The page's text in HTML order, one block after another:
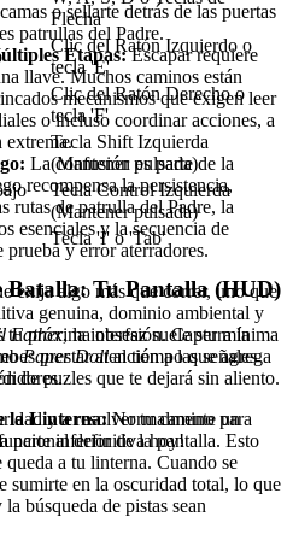
o sellarte detrás de las puertas
patrullas del Padre.
Etapas:Escapar requiere
llave. Muchos caminos están
mecanismos que exigen leer
o incluso coordinar acciones, a
extrema.
La confusión es parte de la
recompensa la persistencia,
rutas de patrulla del Padre, la
esenciales y la secuencia de
prueba y error aterradores.
exija algo más que correr, uno que
genuina, dominio ambiental y
tu próxima obsesión. Captura la
Paper Dollal tiempo que agrega
de puzles que te dejará sin aliento.
y a resolver tu camino para
definitiva hoy!
Flecha
Clic del Ratón Izquierdo o
tecla 'E'
Clic del Ratón Derecho o
tecla 'F'
Tecla Shift Izquierda
(Mantener pulsada)
Tecla Control Izquierda
(Mantener pulsada)
Tecla 'I' o 'Tab'
Batalla: Tu Pantalla (HUD)
Father, la interfaz suele ser mínima
prestar atención a las señales
la Linterna:Normalmente un
parte inferior de la pantalla. Esto
queda a tu linterna. Cuando se
sumirte en la oscuridad total, lo que
búsqueda de pistas sean